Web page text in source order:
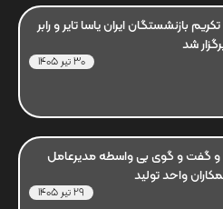
بازنشستگان ایران یاسا تایر و رابر
30 تیر 1405
و گفت و گوی بی واسطه مدیرعامل
واحد تولید
29 تیر 1405